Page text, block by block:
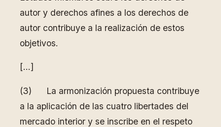
autor y derechos afines a los derechos de
autor contribuye a la realización de estos
objetivos.
[…]
(3) La armonización propuesta contribuye
a la aplicación de las cuatro libertades del
mercado interior y se inscribe en el respeto